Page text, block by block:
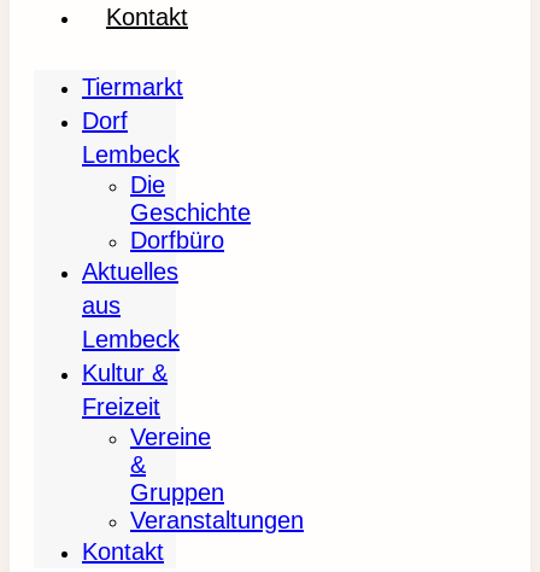
Kontakt
Tiermarkt
Dorf
Lembeck
Die
Geschichte
Dorfbüro
Aktuelles
aus
Lembeck
Kultur &
Freizeit
Vereine
&
Gruppen
Veranstaltungen
Kontakt